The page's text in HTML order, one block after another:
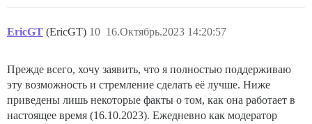
EricGT (EricGT) 16.Октябрь.2023 14:20:57
10
Прежде всего, хочу заявить, что я полностью поддерживаю
эту возможность и стремление сделать её лучше. Ниже
приведены лишь некоторые факты о том, как она работает в
настоящее время (16.10.2023). Ежедневно как модератор